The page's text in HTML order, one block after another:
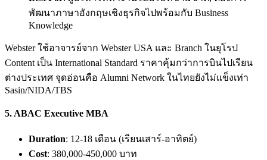
พัฒนาภาษาอังกฤษเชิงธุรกิจไปพร้อมกับ Business
Knowledge
Webster ใช้อาจารย์จาก Webster USA และ Branch ในยุโรป
Content เป็น International Standard ราคาคุ้มกว่าการบินไปเรียน
ต่างประเทศ จุดอ่อนคือ Alumni Network ในไทยยังไม่แข็งเท่า
Sasin/NIDA/TBS
5. ABAC Executive MBA
Duration: 12-18 เดือน (เรียนเสาร์-อาทิตย์)
Cost: 380,000-450,000 บาท